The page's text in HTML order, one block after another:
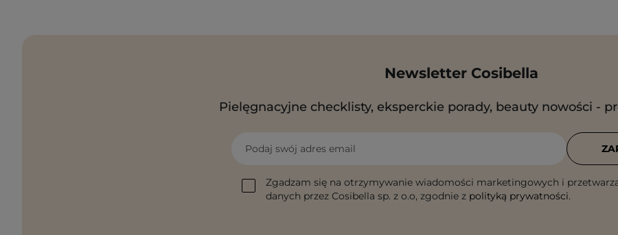
Newsletter Cosibella
Pielęgnacyjne checklisty, eksperckie porady, beauty nowości -
Podaj swój adres email
Zgadzam się na otrzymywanie wiadomości marketingowych i
danych przez Cosibella sp. z o.o, zgodnie z polityką prywatności.